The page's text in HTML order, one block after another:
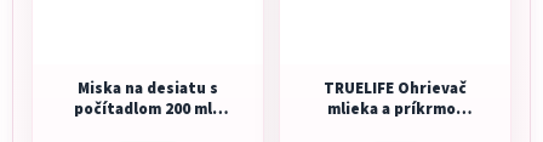
Miska na desiatu s
počítadlom 200 ml -
TRUELIFE Ohrievač
mlieka a príkrmov